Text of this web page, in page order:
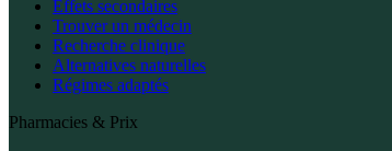
Effets secondaires
Trouver un médecin
Recherche clinique
Alternatives naturelles
Régimes adaptés
Pharmacies & Prix